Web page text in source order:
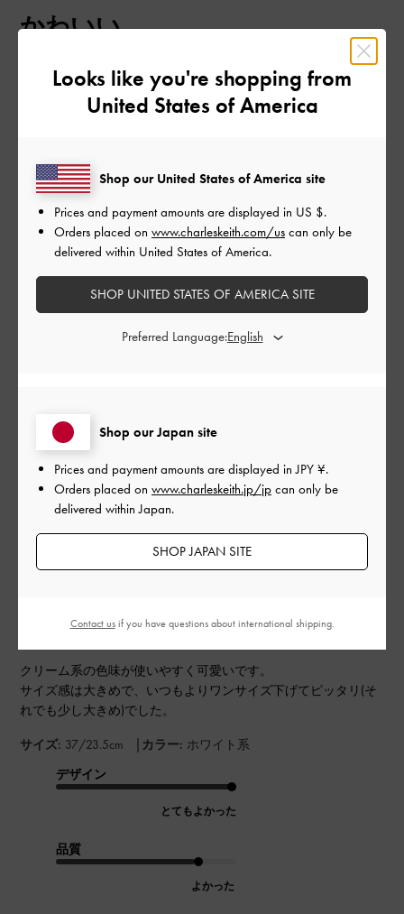
かわいい
普段23cmを履くのですが、こちらの23cmはつま先はぴったりで
デザインは思った通りとてもかわいいです！
サイズ: 35/22.5cm |カラー: ブラック系
デザイン
とてもよかった
このレビューは役に立ちましたか？
クリーム系の色味が使いやすく可愛いです。
サイズ感は大きめで、いつもよりワンサイズ下げてピッタリ(そ
れでも少し大きめ)でした。
サイズ: 37/23.5cm | カラー: ホワイト系
デザイン
とてもよかった
品質
よかった
Looks like you're shopping from
United States of America
Shop our Japan site
Prices and payment amounts are displayed inJPY ¥.
Orders placed on www.charleskeith.jp/jp can only be
delivered within Japan.
SHOP JAPAN SITE
Shop our United States of America site
Prices and payment amounts are displayed in US $.
Orders placed on www.charleskeith.com/us can only be
delivered within United States of America.
SHOP UNITED STATES OF AMERICA SITE
Preferred Language:
Contact usif you have questions about international shipping.